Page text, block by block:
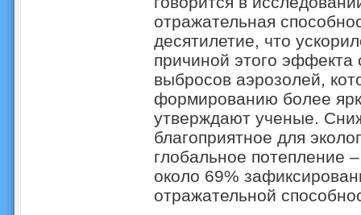
отражательная
десятилетие, что
причиной этого
выбросов аэрозолей,
формированию более
утверждают ученые.
благоприятное для
глобальное потепление
около 69%
отражательной